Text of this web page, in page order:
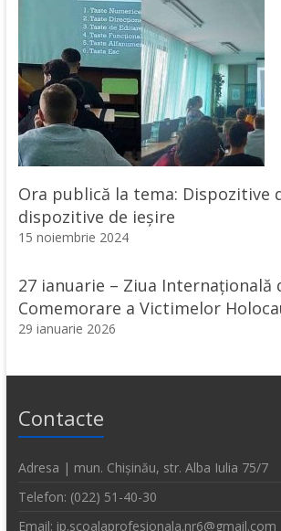
Ora publică la tema: Dispozitive
dispozitive de ieșire
15 noiembrie 2024
27 ianuarie – Ziua Internațională
Comemorare a Victimelor
29 ianuarie 2026
Contacte
Adresa | mun. Chișinău, str. Alba Iulia 75/7
Telefon: (022) 51-40-30
Email: ip.scoalaprofesionala.nr6@gmail.com